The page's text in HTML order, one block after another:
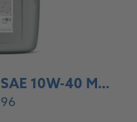
SUNSPEED TRUCKSTAR SAE 10W-40 MULTI-LA